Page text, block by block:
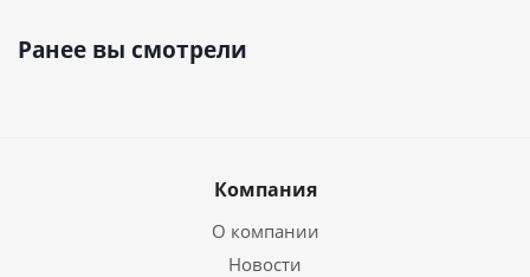
Ранее вы смотрели
Компания
О компании
Новости